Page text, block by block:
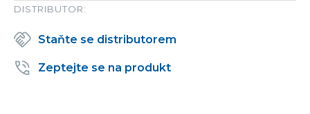
DISTRIBUTOR:
Staňte se distributorem
Zeptejte se na produkt